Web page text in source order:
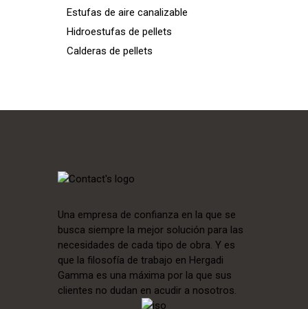
Estufas de aire canalizable
Hidroestufas de pellets
Calderas de pellets
Una empresa de confianza en la que se
busca siempre la mejor solución para las
necesidades de cada tipo de obra. Y es
que la filosofía de trabajo en Hergadi
Gamma es una máxima por la que sus
clientes no dudan en acudir a nosotros.